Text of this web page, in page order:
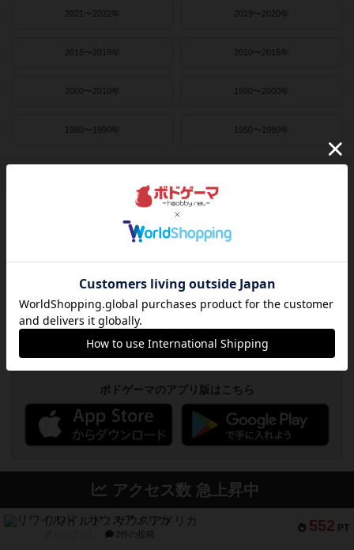
2021〜2022年 2019〜2020年
2016〜2018年 2010〜2015年
2000〜2010年 1990〜2000年
1980〜1990年 1950〜1980年
カナイセイジ
クレメンス・フランツ クリス・キリアムス
ボドゲーマのアプリ版はこちら
アクセス数 急上昇中
552 PT
リワイルド：サウスアメリカ
2件の投稿